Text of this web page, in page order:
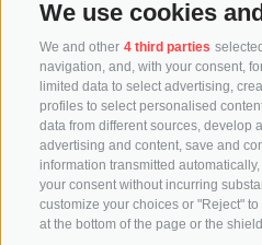
We use cookies
We and other 4 third parties
navigation, and, with your consent,
limited data to select advertising,
profiles to select personalised
data from different sources, develop
advertising and content, save and
information transmitted
your consent without incurring
customize your choices or "Reject"
at the bottom of the page or the